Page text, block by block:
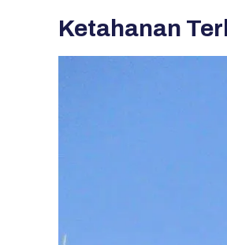
Ketahanan